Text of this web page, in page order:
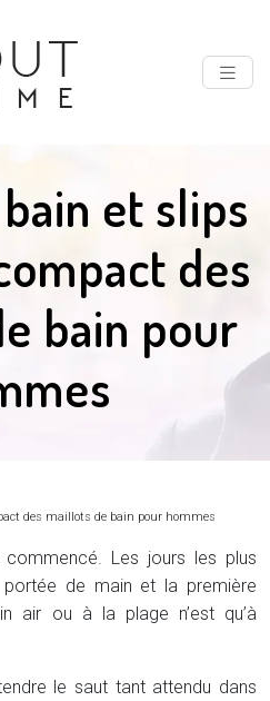
et slips
des
bain pour
des maillots de bain pour hommes
Les jours les plus
de main et la première
air ou à la plage n’est qu’à
le saut tant attendu dans